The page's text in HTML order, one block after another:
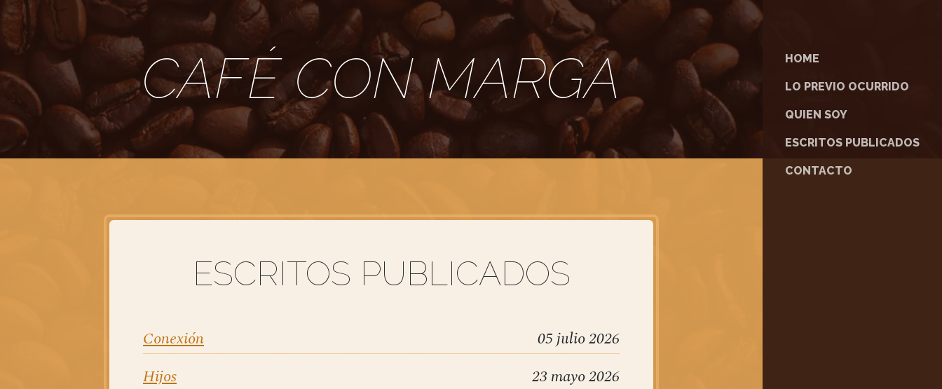
CAFÉ CON MARGA HOME
LO PREVIO OCURRIDO
QUIEN SOY
ESCRITOS PUBLICADOS
CONTACTO
ESCRITOS PUBLICADOS
Conexión
05 julio 2026
Hijos
23 mayo 2026